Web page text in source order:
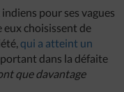
pour ses vagues
eux choisissent de
qui a atteint un
dans la défaite
que davantage